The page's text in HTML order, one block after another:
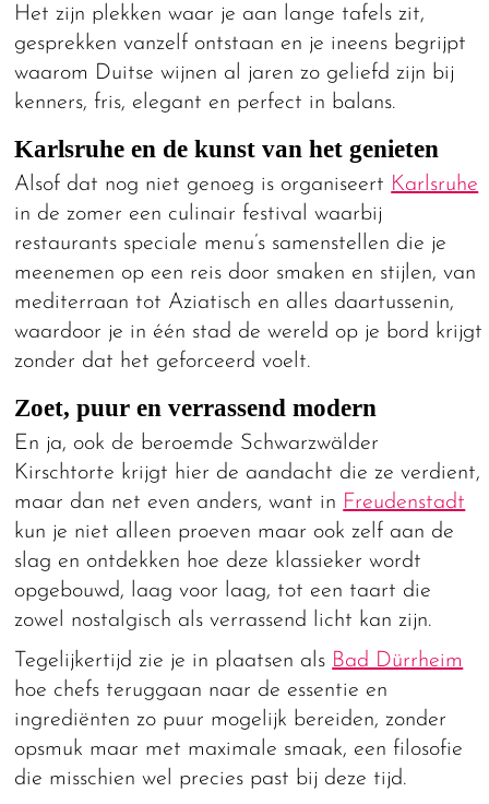
Het zijn plekken waar je aan lange tafels zit,
gesprekken vanzelf ontstaan en je ineens begrijpt
waarom Duitse wijnen al jaren zo geliefd zijn bij
kenners, fris, elegant en perfect in balans.
Karlsruhe en de kunst van het genieten
Alsof dat nog niet genoeg is organiseert Karlsruhe
in de zomer een culinair festival waarbij
restaurants speciale menu’s samenstellen die je
meenemen op een reis door smaken en stijlen, van
mediterraan tot Aziatisch en alles daartussenin,
waardoor je in één stad de wereld op je bord krijgt
zonder dat het geforceerd voelt.
Zoet, puur en verrassend modern
En ja, ook de beroemde Schwarzwälder
Kirschtorte krijgt hier de aandacht die ze verdient,
maar dan net even anders, want in Freudenstadt
kun je niet alleen proeven maar ook zelf aan de
slag en ontdekken hoe deze klassieker wordt
opgebouwd, laag voor laag, tot een taart die
zowel nostalgisch als verrassend licht kan zijn.
Tegelijkertijd zie je in plaatsen als Bad Dürrheim
hoe chefs teruggaan naar de essentie en
ingrediënten zo puur mogelijk bereiden, zonder
opsmuk maar met maximale smaak, een filosofie
die misschien wel precies past bij deze tijd.